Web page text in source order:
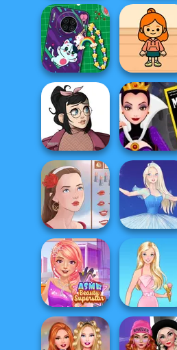
Yummy Super
Pizza
Yummy Waffle
Ice Cream
DIY Phone Case
Shop
TB Avataria Life
Girl
Casual Icon
Maker
Evil Queen's
Revenge
Portrait Maker Ice Ballerina